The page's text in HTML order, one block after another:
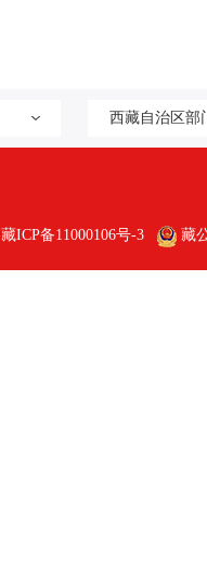
西藏自治区部
藏ICP备11000106号-3 藏